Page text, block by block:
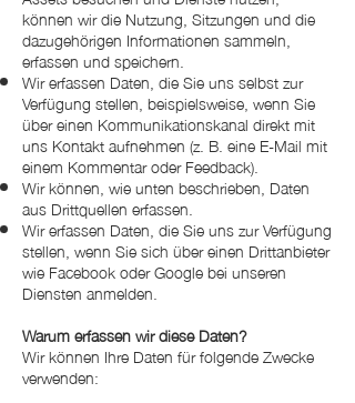
können wir die Nutzung, Sitzungen und die
dazugehörigen Informationen sammeln,
erfassen und speichern.
Wir erfassen Daten, die Sie uns selbst zur
Verfügung stellen, beispielsweise, wenn Sie
über einen Kommunikationskanal direkt mit
uns Kontakt aufnehmen (z. B. eine E-Mail mit
einem Kommentar oder Feedback).
Wir können, wie unten beschrieben, Daten
aus Drittquellen erfassen.
Wir erfassen Daten, die Sie uns zur Verfügung
stellen, wenn Sie sich über einen Drittanbieter
wie Facebook oder Google bei unseren
Diensten anmelden.
Warum erfassen wir diese Daten?
Wir können Ihre Daten für folgende Zwecke
verwenden: